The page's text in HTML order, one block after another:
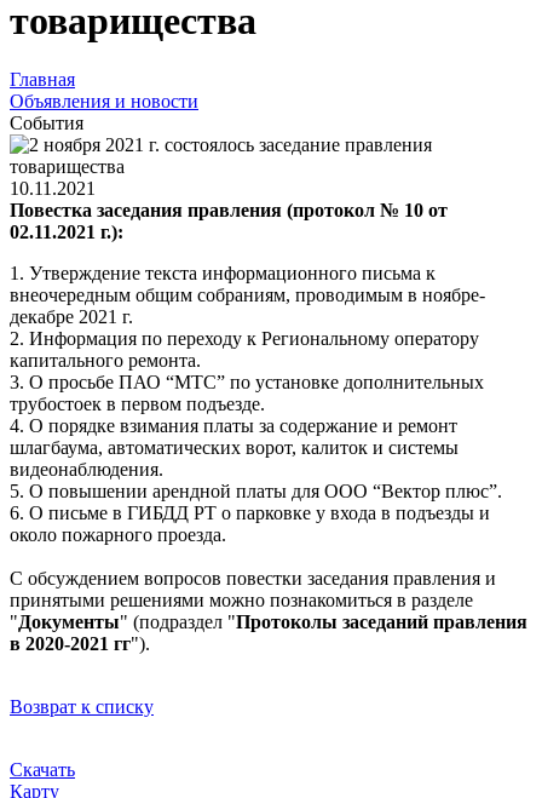
товарищества
Главная
Объявления и новости
События
10.11.2021
Повестка заседания правления (протокол № 10 от
02.11.2021 г.):
1. Утверждение текста информационного письма к
внеочередным общим собраниям, проводимым в ноябре-
декабре 2021 г.
2. Информация по переходу к Региональному оператору
капитального ремонта.
3. О просьбе ПАО “МТС” по установке дополнительных
трубостоек в первом подъезде.
4. О порядке взимания платы за содержание и ремонт
шлагбаума, автоматических ворот, калиток и системы
видеонаблюдения.
5. О повышении арендной платы для ООО “Вектор плюс”.
6. О письме в ГИБДД РТ о парковке у входа в подъезды и
около пожарного проезда.
С обсуждением вопросов повестки заседания правления и
принятыми решениями можно познакомиться в разделе
"Документы" (подраздел "Протоколы заседаний правления
в 2020-2021 гг").
Возврат к списку
Скачать
Карту